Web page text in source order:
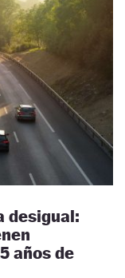
desigual:
años de